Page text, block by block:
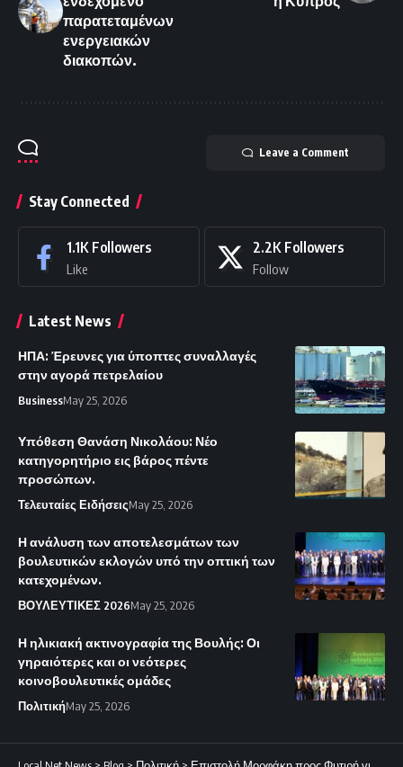
παρατεταμένων
ενεργειακών
διακοπών.
Leave a Comment
Stay Connected
1.1K Followers
Like
2.2K Followers
Follow
Latest News
ΗΠΑ: Έρευνες για ύποπτες συναλλαγές
στην αγορά πετρελαίου
BusinessMay 25, 2026
Υπόθεση Θανάση Νικολάου: Νέο
κατηγορητήριο εις βάρος πέντε
προσώπων.
Τελευταίες ΕιδήσειςMay 25, 2026
Η ανάλυση των αποτελεσμάτων των
βουλευτικών εκλογών υπό την οπτική των
κατεχομένων.
ΒΟΥΛΕΥΤΙΚΕΣ 2026May 25, 2026
Η ηλικιακή ακτινογραφία της Βουλής: Οι
γηραιότερες και οι νεότερες
κοινοβουλευτικές ομάδες
ΠολιτικήMay 25, 2026